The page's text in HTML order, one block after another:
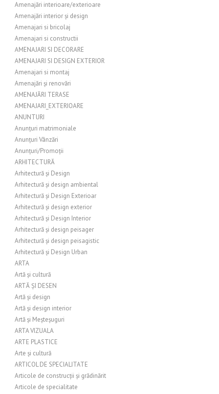
Amenajări interioare/exterioare
Amenajări interior și design
Amenajari si bricolaj
Amenajari si constructii
AMENAJARI SI DECORARE
AMENAJARI SI DESIGN EXTERIOR
Amenajari si montaj
Amenajări și renovări
AMENAJĂRI TERASE
AMENAJARI_EXTERIOARE
ANUNTURI
Anunțuri matrimoniale
Anunțuri Vânzări
Anunțuri/Promoții
ARHITECTURĂ
Arhitectură și Design
Arhitectură și design ambiental
Arhitectură și Design Exterioar
Arhitectură și design exterior
Arhitectură și Design Interior
Arhitectură și design peisager
Arhitectură și design peisagistic
Arhitectură și Design Urban
ARTA
Artă și cultură
ARTĂ ȘI DESEN
Artă și design
Artă și design interior
Artă și Meșteșuguri
ARTA VIZUALA
ARTE PLASTICE
Arte și cultură
ARTICOL DE SPECIALITATE
Articole de construcții și grădinărit
Articole de specialitate